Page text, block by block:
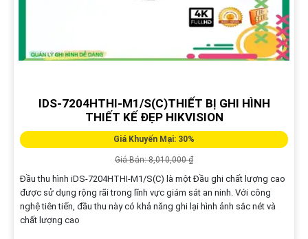
IDS-7204HTHI-M1/S(C)THIẾT BỊ GHI HÌNH
THIẾT KẾ ĐẸP HIKVISION
Giá Khuyến Mại: 30%
Giá Bán: 8,010,000 ₫
Đầu thu hình iDS-7204HTHI-M1/S(C) là một Đầu ghi chất lượng cao
được sử dụng rộng rãi trong lĩnh vực giám sát an ninh. Với công
nghệ tiên tiến, đầu thu này có khả năng ghi lại hình ảnh sắc nét và
chất lượng cao